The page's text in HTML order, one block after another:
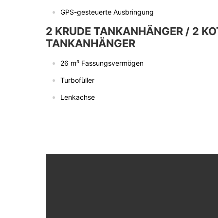
GPS-gesteuerte Ausbringung
2 KRUDE TANKANHÄNGER / 2
TANKANHÄNGER
26 m³ Fassungsvermögen
Turbofüller
Lenkachse